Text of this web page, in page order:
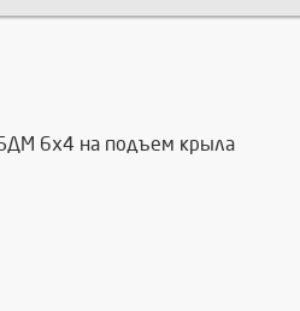
6х4 на подъем крыла